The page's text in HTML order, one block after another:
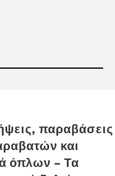
παραβάσεις
και
όπλων – Τα